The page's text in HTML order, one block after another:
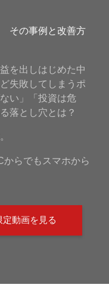
その事例と改善方
を出しはじめた中
失敗してしまうポ
い」「投資は危
落とし穴とは？
からでもスマホから
動画を見る